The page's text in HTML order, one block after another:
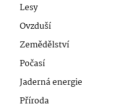
Lesy
Ovzduší
Zemědělství
Počasí
Jaderná energie
Příroda